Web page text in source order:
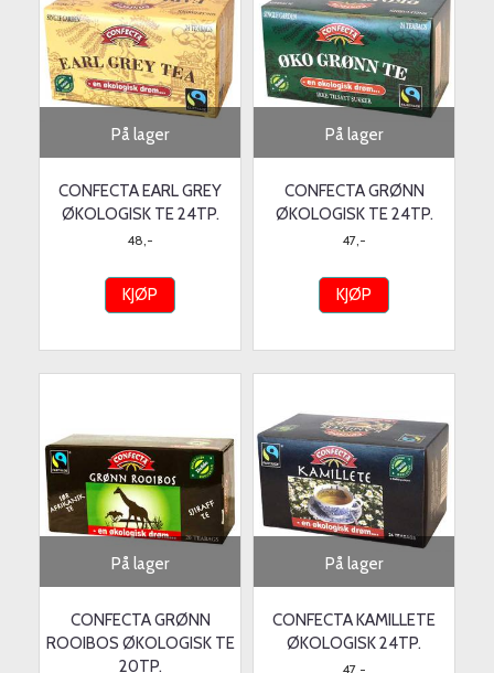
På lager
CONFECTA EARL GREY
ØKOLOGISK TE 24TP.
48,-
KJØP
På lager
CONFECTA GRØNN
ØKOLOGISK TE 24TP.
47,-
KJØP
På lager
CONFECTA GRØNN
ROOIBOS ØKOLOGISK TE
20TP.
På lager
CONFECTA KAMILLETE
ØKOLOGISK 24TP.
47,-